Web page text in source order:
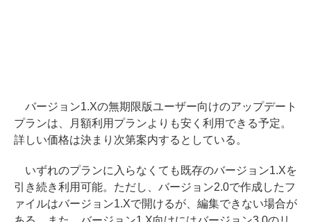
バージョン1.Xの無期限版ユーザー向けのアップデート
プランは、月額利用プランよりも安く利用できる予定。
詳しい価格は決まり次第案内するとしている。
いずれのプランに入らなくても既存のバージョン1.Xを
引き続き利用可能。ただし、バージョン2.0で作成したフ
ァイルはバージョン1.Xで開けるが、編集できない場合が